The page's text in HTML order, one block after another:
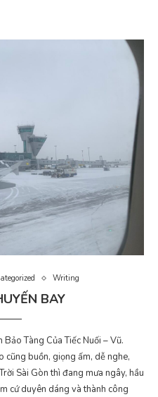
Writing
BAY
Tàng Của Tiếc Nuối – Vũ.
cũng buồn, giọng ấm, dễ nghe,
Sài Gòn thì đang mưa ngây, hầu
cứ duyên dáng và thành công